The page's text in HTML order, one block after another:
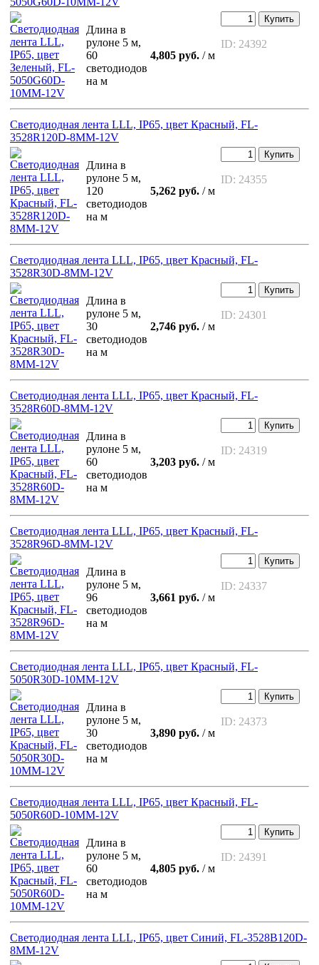
Длина в
рулоне 5 м,
60
светодиодов
на м
4,805 руб. / м
Купить
ID: 24392
Светодиодная лента LLL, IP65, цвет Красный, FL-
3528R120D-8MM-12V
Длина в
рулоне 5 м,
120
светодиодов
на м
5,262 руб. / м
Купить
ID: 24355
Светодиодная лента LLL, IP65, цвет Красный, FL-
3528R30D-8MM-12V
Длина в
рулоне 5 м,
30
светодиодов
на м
2,746 руб. / м
Купить
ID: 24301
Светодиодная лента LLL, IP65, цвет Красный, FL-
3528R60D-8MM-12V
Длина в
рулоне 5 м,
60
светодиодов
на м
3,203 руб. / м
Купить
ID: 24319
Светодиодная лента LLL, IP65, цвет Красный, FL-
3528R96D-8MM-12V
Длина в
рулоне 5 м,
96
светодиодов
на м
3,661 руб. / м
Купить
ID: 24337
Светодиодная лента LLL, IP65, цвет Красный, FL-
5050R30D-10MM-12V
Длина в
рулоне 5 м,
30
светодиодов
на м
3,890 руб. / м
Купить
ID: 24373
Светодиодная лента LLL, IP65, цвет Красный, FL-
5050R60D-10MM-12V
Длина в
рулоне 5 м,
60
светодиодов
на м
4,805 руб. / м
Купить
ID: 24391
Светодиодная лента LLL, IP65, цвет Синий, FL-3528B120D-
8MM-12V